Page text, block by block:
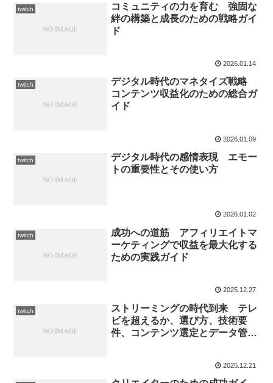
twitch
コミュニティの力を育む 強固な
絆の構築と成長のための戦略ガイ
ド
2026.01.14
twitch
デジタル時代のマネタイズ戦略
コンテンツ収益化のための総合ガ
イド
2026.01.09
twitch
デジタル時代の感情表現 エモー
トの重要性とその使い方
2026.01.02
twitch
成功への道筋 アフィリエイトマ
ーケティングで収益を最大化する
ための実践ガイド
2025.12.27
twitch
ストリーミングの時代到来 テレ
ビを超えるか、選び方、技術要
件、コンテンツ選定とデータ管理
2025.12.21